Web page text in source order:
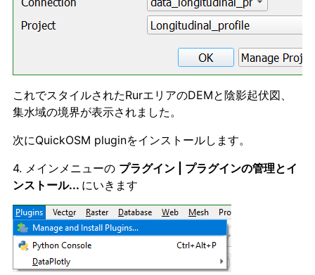
これでスタイルされたRurエリアのDEMと陰影起伏図、
集水域の境界が表示されました。
次にQuickOSM pluginをインストールします。
4. メインメニューの プラグイン | プラグインの管理とイ
ンストール... にいきます